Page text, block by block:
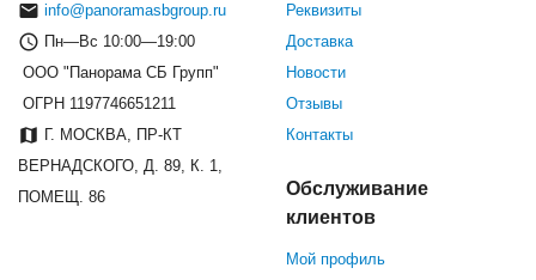
info@panoramasbgroup.ru
Пн—Вс 10:00—19:00
ООО "Панорама СБ Групп"
ОГРН 1197746651211
Г. МОСКВА, ПР-КТ
ВЕРНАДСКОГО, Д. 89, К. 1,
ПОМЕЩ. 86
Реквизиты
Доставка
Новости
Отзывы
Контакты
Обслуживание
клиентов
Мой профиль